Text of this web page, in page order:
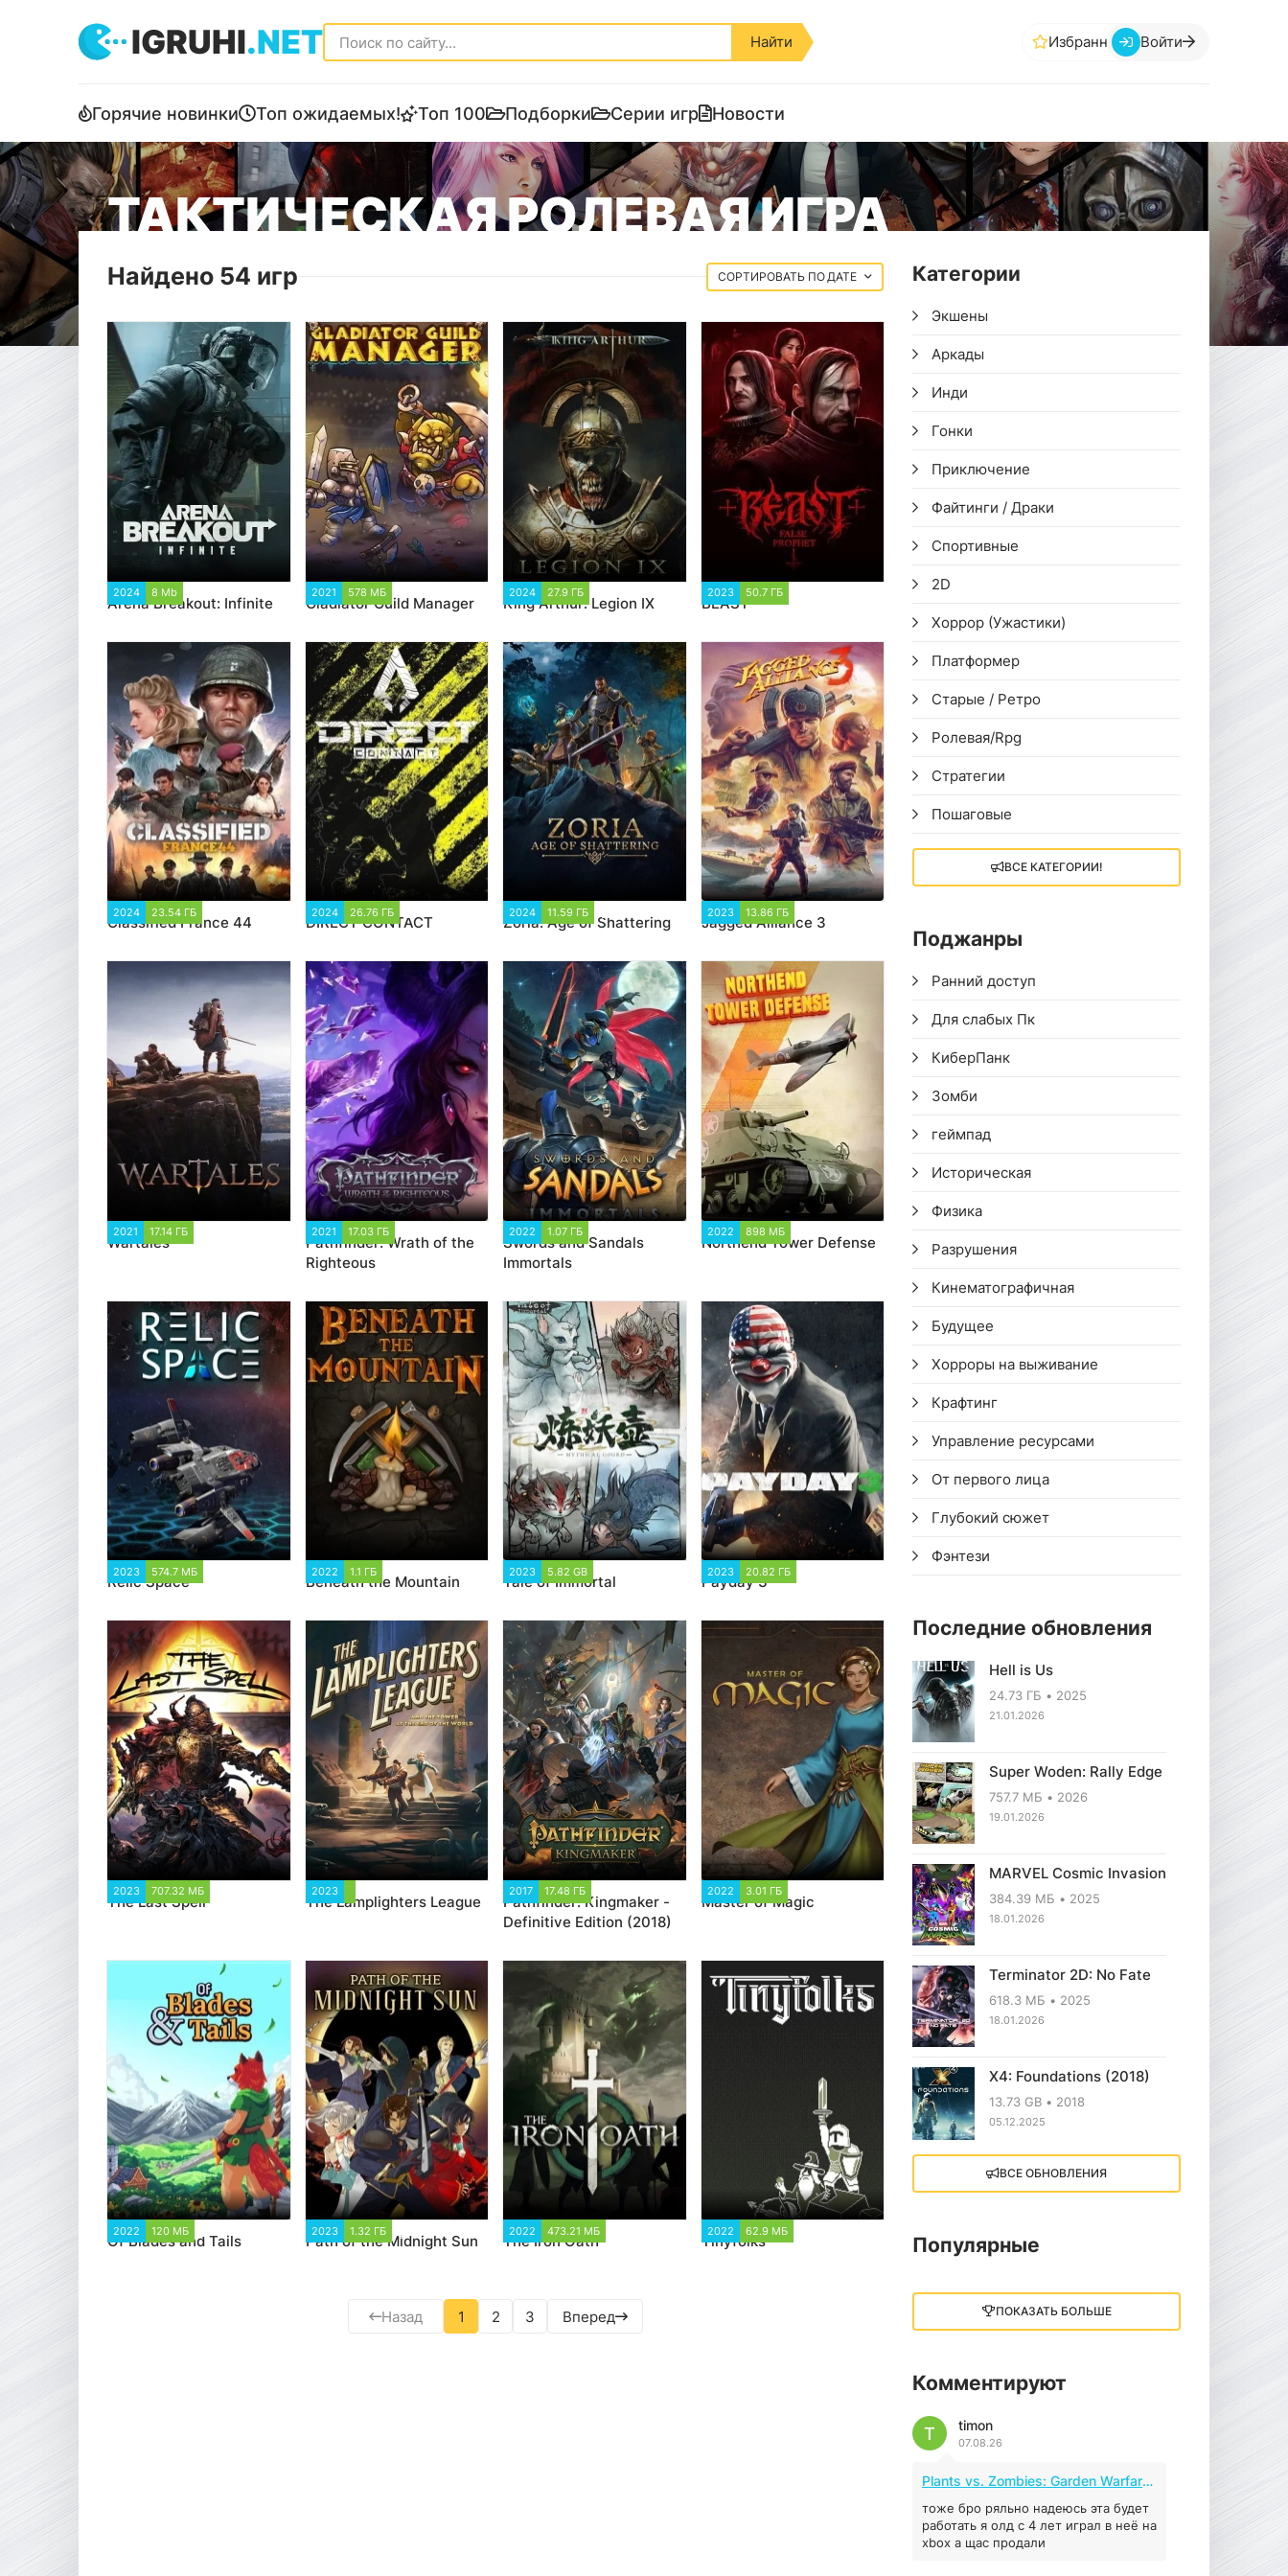
IGRUHI.NET Найти Избранное Войти
Горячие новинки Топ ожидаемых! Топ 100 Подборки Серии игр Новости
ТАКТИЧЕСКАЯ РОЛЕВАЯ ИГРА
Найдено 54 игр ДАТЕ
2024 8 Mb
Arena Breakout: Infinite
2021 578 МБ
Gladiator Guild Manager
2024 27.9 ГБ
King Arthur: Legion IX
2023 50.7 ГБ
BEAST
2024 23.54 ГБ
Classified France 44
2024 26.76 ГБ
DIRECT CONTACT
2024 11.59 ГБ
Zoria: Age of Shattering
2023 13.86 ГБ
Jagged Alliance 3
2021 17.14 ГБ
Wartales
2021 17.03 ГБ
Pathfinder: Wrath of the
Righteous
2022 1.07 ГБ
Swords and Sandals
Immortals
2022 898 МБ
Northend Tower Defense
2023 574.7 МБ
Relic Space
2022 1.1 ГБ
Beneath the Mountain
2023 5.82 GB
Tale of Immortal
2023 20.82 ГБ
Payday 3
2023 707.32 МБ
The Last Spell
2023
The Lamplighters League
2017 17.48 ГБ
Pathfinder: Kingmaker -
Definitive Edition (2018)
2022 3.01 ГБ
Master of Magic
2022 120 МБ
Of Blades and Tails
2023 1.32 ГБ
Path of the Midnight Sun
2022 473.21 МБ
The Iron Oath
2022 62.9 МБ
Tinyfolks
Назад 1 2 3 Вперед
Категории
Экшены
Аркады
Инди
Гонки
Приключение
Файтинги / Драки
Спортивные
2D
Хоррор (Ужастики)
Платформер
Старые / Ретро
Ролевая/Rpg
Стратегии
Пошаговые
ВСЕ КАТЕГОРИИ!
Поджанры
Ранний доступ
Для слабых Пк
КиберПанк
Зомби
геймпад
Историческая
Физика
Разрушения
Кинематографичная
Будущее
Хорроры на выживание
Крафтинг
Управление ресурсами
От первого лица
Глубокий сюжет
Фэнтези
Последние обновления
Hell is Us
24.73 ГБ 2025
21.01.2026
Super Woden: Rally Edge
757.7 МБ 2026
19.01.2026
MARVEL Cosmic Invasion
384.39 МБ 2025
18.01.2026
Terminator 2D: No Fate
618.3 МБ 2025
18.01.2026
X4: Foundations (2018)
13.73 GB 2018
05.12.2025
Little Nightmares III
4.96 ГБ 2023
MAFIA: THE OLD
COUNTRY
44.98 ГБ
04.12.2025
Red Chaos - The Strict
Order
5.43 ГБ 2025
04.12.2025
ВСЕ ОБНОВЛЕНИЯ
Популярные
ПОКАЗАТЬ БОЛЬШЕ
Комментируют
timon
07.08.26
T
Plants vs. Zombies: Garden Warfare 2 (2016)
тоже бро ряльно надеюсь эта будет
работать я олд с 4 лет играл в неё на
xbox а щас продали